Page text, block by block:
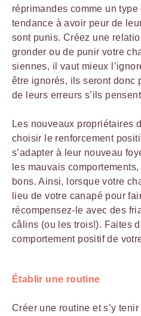
réprimandes comme un type
tendance à avoir peur de
sont punis. Créez une
gronder ou de punir votre
siennes, il vaut mieux
être ignorés, ils seront donc
de leurs erreurs s’ils
Les nouveaux propriétaires
choisir le renforcement
s’adapter à leur nouveau
les mauvais
bons. Ainsi, lorsque votre
lieu de votre canapé pour
récompensez-le avec des
câlins (ou les trois!). Faites
comportement positif de
Établir une routine
Créer une routine et s’y